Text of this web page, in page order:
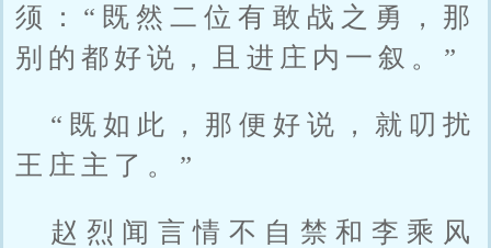
须：“既然二位有敢战之勇，那
别的都好说，且进庄内一叙。”
“既如此，那便好说，就叨扰
王庄主了。”
赵烈闻言情不自禁和李乘风